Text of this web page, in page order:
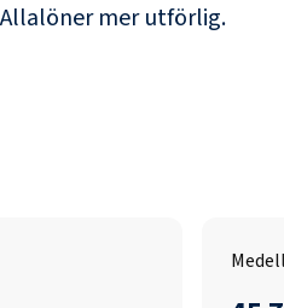
mer utförlig.